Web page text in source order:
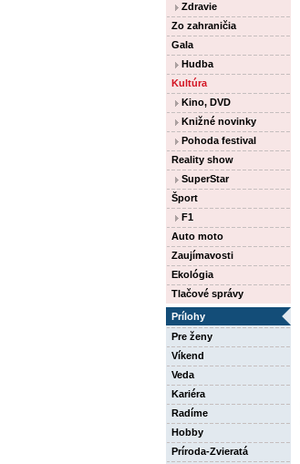
Zdravie
Zo zahraničia
Gala
Hudba
Kultúra
Kino, DVD
Knižné novinky
Pohoda festival
Reality show
SuperStar
Šport
F1
Auto moto
Zaujímavosti
Ekológia
Tlačové správy
Prílohy
Pre ženy
Víkend
Veda
Kariéra
Radíme
Hobby
Príroda-Zvieratá